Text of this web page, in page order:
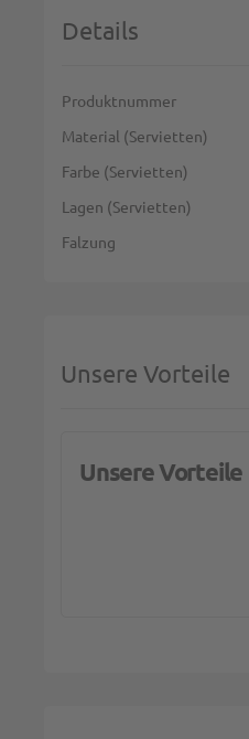
Details
Weitere Informationen
Produktnummer
Material (Servietten)
Farbe (Servietten)
Lagen (Servietten)
Falzung
Unsere Vorteile
Unsere Vorteile